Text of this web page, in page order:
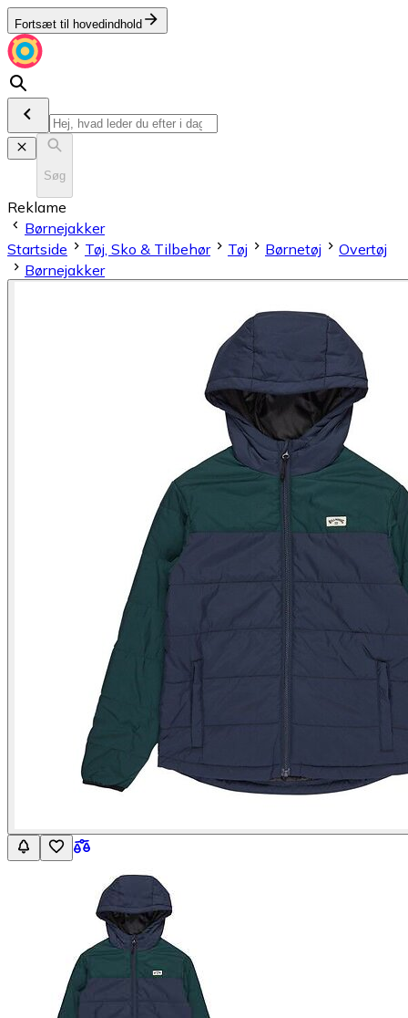
Fortsæt til hovedindhold
Søg
Reklame
Børnejakker
Startside
Tøj, Sko & Tilbehør Tøj Børnetøj
Overtøj
Børnejakker